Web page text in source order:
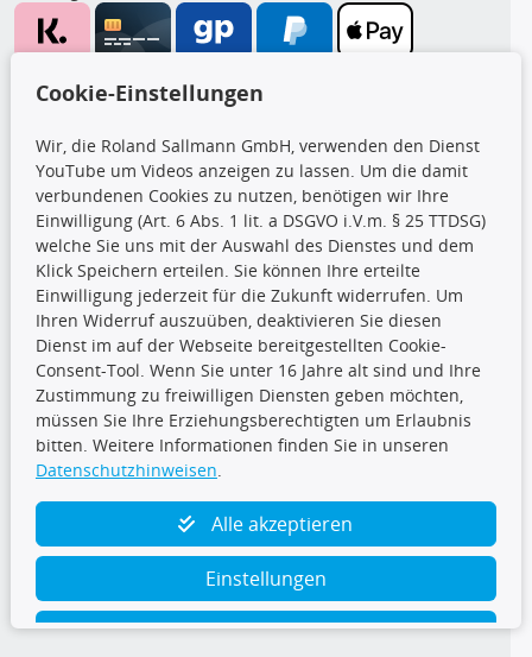
CARAT Gruppe
Folge uns
TecDoc Inside
Cookie-Einstellungen
Wir, die Roland Sallmann GmbH, verwenden den Dienst
YouTube um Videos anzeigen zu lassen. Um die damit
verbundenen Cookies zu nutzen, benötigen wir Ihre
Einwilligung (Art. 6 Abs. 1 lit. a DSGVO i.V.m. § 25 TTDSG)
welche Sie uns mit der Auswahl des Dienstes und dem
Klick Speichern erteilen. Sie können Ihre erteilte
Einwilligung jederzeit für die Zukunft widerrufen. Um
Ihren Widerruf auszuüben, deaktivieren Sie diesen
Dienst im auf der Webseite bereitgestellten Cookie-
Consent-Tool. Wenn Sie unter 16 Jahre alt sind und Ihre
Zustimmung zu freiwilligen Diensten geben möchten,
müssen Sie Ihre Erziehungsberechtigten um Erlaubnis
bitten. Weitere Informationen finden Sie in unseren
Datenschutzhinweisen
Alle akzeptieren
Einstellungen
Ablehnen